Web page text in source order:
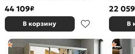
44 109₽
В корзину
22 059
В